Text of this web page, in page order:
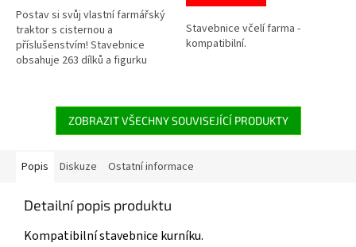
5
hvězdiček.
Postav si svůj vlastní farmářský
traktor s cisternou a
příslušenstvím! Stavebnice
obsahuje 263 dílků a figurku
produktů s motivem 👉 FARMA
Stavebnice včelí farma -
kompatibilní.
ZOBRAZIT VŠECHNY SOUVISEJÍCÍ PRODUKTY
Popis Diskuze Ostatní informace
Detailní popis produktu
Kompatibilní stavebnice kurníku.